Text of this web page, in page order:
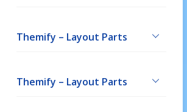
Themify – Layout Parts
Themify – Layout Parts